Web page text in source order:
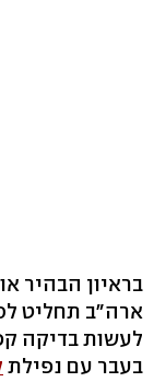
בראיון הבהיר
ארה"ב תחליט
לעשות בדיקה
בעבר עם נפילת